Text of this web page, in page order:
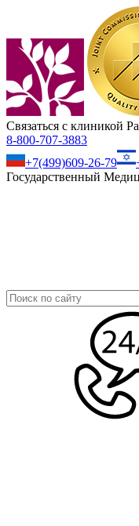
Связаться с клиникой
8-800-707-3883
+7(499)609-26-79
Государственный